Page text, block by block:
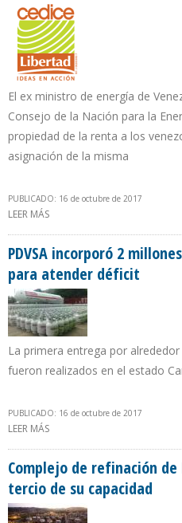
El ex ministro de energía de
Consejo de la Nación para la
propiedad de la renta a los
asignación de la misma
PUBLICADO: 16 de octubre de 2017
LEER MÁS
PDVSA incorporó 2
para atender déficit
La primera entrega por
fueron realizados en el estado
PUBLICADO: 16 de octubre de 2017
LEER MÁS
Complejo de refinación
tercio de su capacidad